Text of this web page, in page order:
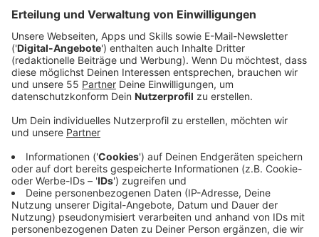
DerWeltfahrradtagist nicht nur ein guter Anlass für
einen Technik-Check – er lädt auch dazu ein, das
Fahrradbewusst in den Alltag zu integrieren und mit
Freude zu nutzen. Ob allein, mit der Familie oder im
Kollegenkreis: Schon kleine Aktionen können den Tag
zu etwas Besonderem machen und gleichzeitig die
Vorteile desFahrradfahrenserlebbar machen.
Anzeige
©kokoson6 | AdobeStock_1155004683
Weltfahrradtag: Fahrradfahren mit der Familie